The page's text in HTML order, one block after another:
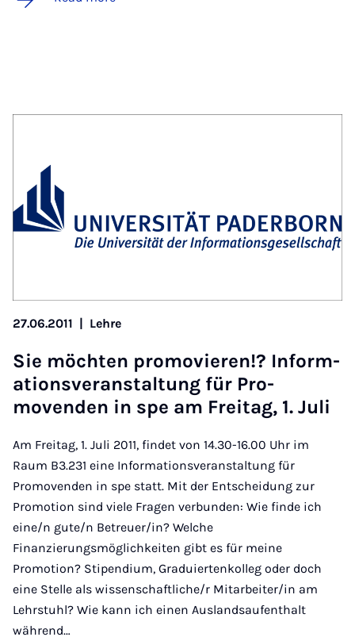
27.06.2011 Lehre
Sie möcht­en pro­movier­en!? In­form­
a­tions­ver­an­stal­tung für Pro­
movenden in spe am Freit­ag, 1. Ju­li
Am Freitag, 1. Juli 2011, findet von 14.30-16.00 Uhr im
Raum B3.231 eine Informationsveranstaltung für
Promovenden in spe statt. Mit der Entscheidung zur
Promotion sind viele Fragen verbunden: Wie finde ich
eine/n gute/n Betreuer/in? Welche
Finanzierungsmöglichkeiten gibt es für meine
Promotion? Stipendium, Graduiertenkolleg oder doch
eine Stelle als wissenschaftliche/r Mitarbeiter/in am
Lehrstuhl? Wie kann ich einen Auslandsaufenthalt
während…